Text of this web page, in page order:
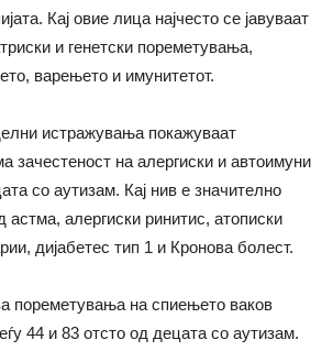
Кај овие лица најчесто се јавуваат
и генетски пореметувања,
варењето и имунитетот.
истражувања покажуваат
зачестеност на алергиски и автоимуни
со аутизам. Кај нив е значително
астма, алергиски ринитис, атописки
дијабетес тип 1 и Кронова болест.
пореметувања на спиењето ваков
44 и 83 отсто од децата со аутизам.